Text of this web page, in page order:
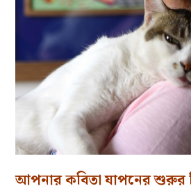
আপনারকবিতাযাপনেরশুরুর